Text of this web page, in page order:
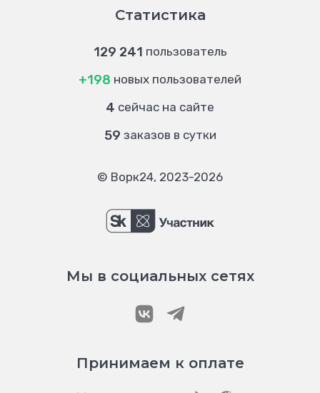
Статистика
129 241 пользователь
+198 новых пользователей
4 сейчас на сайте
59 заказов в сутки
© Ворк24, 2023-2026
Мы в социальных сетях
Принимаем к оплате